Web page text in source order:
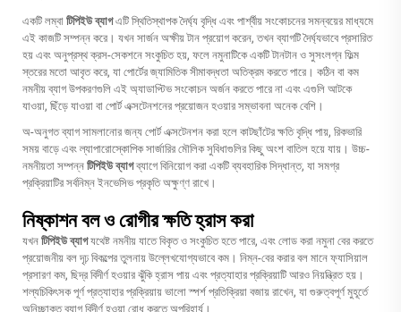
একটি লম্বা টিপিইউ ব্যাগএটি স্থিতিস্থাপক দৈর্ঘ্য বৃদ্ধি এবং পার্শ্বীয় সংকোচনের সমন্বয়ের মাধ্যমে
এই কাজটি সম্পন্ন করে। যখন সার্জন অক্ষীয় টান প্রয়োগ করেন, তখন ব্যাগটি দৈর্ঘ্যভাবে প্রসারিত
হয় এবং অনুপ্রস্থ ক্রস-সেকশনে সংকুচিত হয়, ফলে নমুনাটিকে একটি টানটান ও সুসংলগ্ন ফিল্ম
স্তরের মতো আবৃত করে, যা পোর্টের জ্যামিতিক সীমাবদ্ধতা অতিক্রম করতে পারে। কঠিন বা কম
নমনীয় ব্যাগ উপকরণগুলি এই অ্যাডাপ্টিভ সংকোচন অর্জন করতে পারে না এবং এগুলি আটকে
যাওয়া, ছিঁড়ে যাওয়া বা পোর্ট এক্সটেনশনের প্রয়োজন হওয়ার সম্ভাবনা অনেক বেশি।
অ-অনুগত ব্যাগ সামলানোর জন্য পোর্ট এক্সটেনশন করা হলে কাটছাঁটের ক্ষতি বৃদ্ধি পায়, রিকভারি
সময় বাড়ে এবং ল্যাপারোস্কোপিক সার্জারির মৌলিক সুবিধাগুলির কিছু অংশ বাতিল হয়ে যায়। উচ্চ-
নমনীয়তা সম্পন্ন টিপিইউ ব্যাগব্যাগে বিনিয়োগ করা একটি ব্যবহারিক সিদ্ধান্ত, যা সমগ্র
প্রক্রিয়াটির সর্বনিম্ন ইনভেসিভ প্রকৃতি অক্ষুণ্ণ রাখে।
নিষ্কাশন বল ও রোগীর ক্ষতি হ্রাস করা
যখন টিপিইউ ব্যাগযথেষ্ট নমনীয় যাতে বিকৃত ও সংকুচিত হতে পারে, এবং লোড করা নমুনা বের করতে
প্রয়োজনীয় বল দৃঢ় বিকল্পের তুলনায় উল্লেখযোগ্যভাবে কম। নিম্ন-বের করার বল মানে ফ্যাসিয়াল
প্রসারণ কম, ছিদ্র বিদীর্ণ হওয়ার ঝুঁকি হ্রাস পায় এবং প্রত্যাহার প্রক্রিয়াটি আরও নিয়ন্ত্রিত হয়।
শল্যচিকিৎসক পূর্ণ প্রত্যাহার প্রক্রিয়ায় ভালো স্পর্শ প্রতিক্রিয়া বজায় রাখেন, যা গুরুত্বপূর্ণ মুহূর্তে
অনিচ্ছাকৃত ব্যাগ বিদীর্ণ হওয়া রোধ করতে অপরিহার্য।